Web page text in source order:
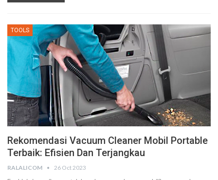
TOOLS
Rekomendasi Vacuum Cleaner Mobil Portable
Terbaik: Efisien Dan Terjangkau
RALALICOM 26 Oct 2023